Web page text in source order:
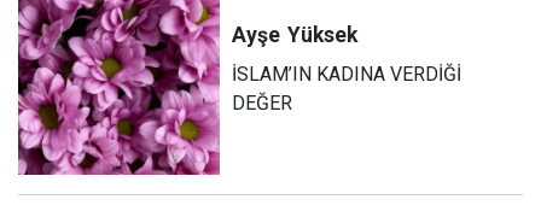
Ayşe Yüksek
İSLAM’IN KADINA VERDİĞİ
DEĞER